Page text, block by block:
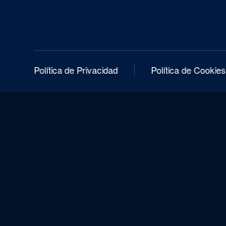
Política de Privacidad Política de Cookies